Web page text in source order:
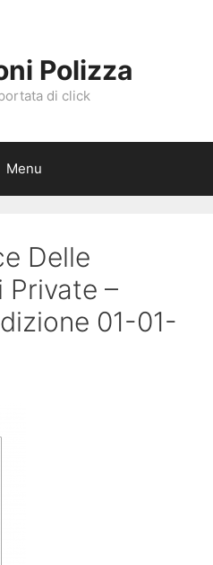
Polizza
di click
Menu
Delle
Private –
01-01-